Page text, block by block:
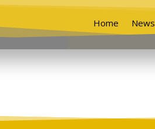
Home News